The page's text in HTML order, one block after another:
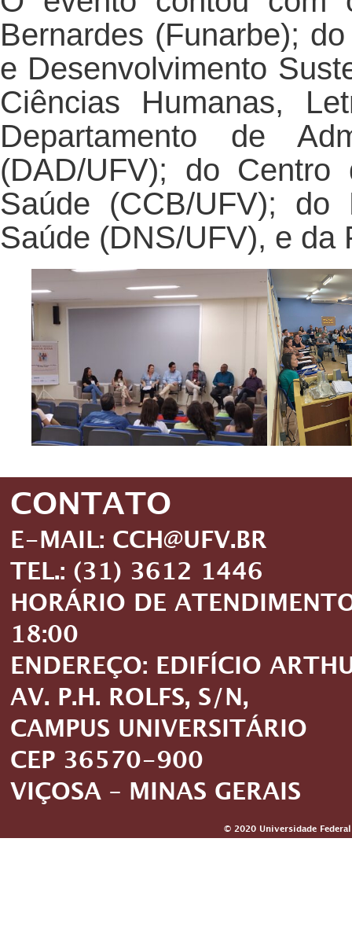
Bernardes (Funarbe);
e Desenvolvimento
Ciências Humanas,
Departamento de
(DAD/UFV); do
Saúde (CCB/UFV); do
Saúde (DNS/UFV), e da
CONTATO
E-MAIL: CCH@UFV.BR
TEL.: (31) 3612 1446
HORÁRIO DE
18:00
ENDEREÇO: EDIFÍCIO
AV. P.H. ROLFS, S/N,
CAMPUS UNIVERSITÁRIO
CEP 36570-900
VIÇOSA – MINAS GERAIS
© 2020 Universidade